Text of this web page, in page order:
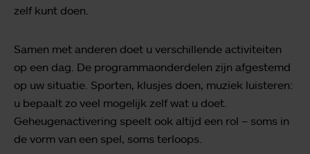
zelf kunt doen.
Samen met anderen doet u verschillende activiteiten
op een dag. De programmaonderdelen zijn afgestemd
op uw situatie. Sporten, klusjes doen, muziek luisteren:
u bepaalt zo veel mogelijk zelf wat u doet.
Geheugenactivering speelt ook altijd een rol – soms in
de vorm van een spel, soms terloops.